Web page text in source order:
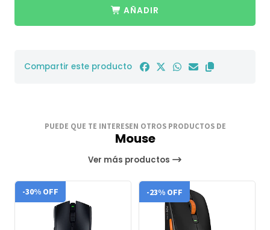
AÑADIR
Compartir este producto
PUEDE QUE TE INTERESEN OTROS PRODUCTOS DE
Mouse
Ver más productos
-30% OFF -23% OFF